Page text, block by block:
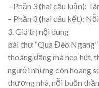
– Phần 3 (hai câu luận):
– Phần 3 (hai câu kết):
3. Giá trị nội dung
bài thơ “Qua Đèo
thoáng đãng mà heo hút,
người nhưng còn hoang
thương nhà, nỗi buồn